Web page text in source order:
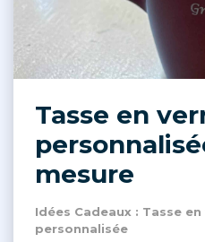
Tasse en
mesure
Idées Cadeaux : Tasse
personnalisée